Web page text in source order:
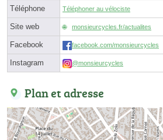
Téléphone Téléphoner au vélociste
Site web monsieurcycles.fr/actualites
Facebook facebook.com/monsieurcycles
Instagram @monsieurcycles
Plan et adresse